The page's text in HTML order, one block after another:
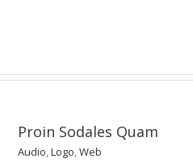
Proin Sodales Quam
Audio,Logo,Web